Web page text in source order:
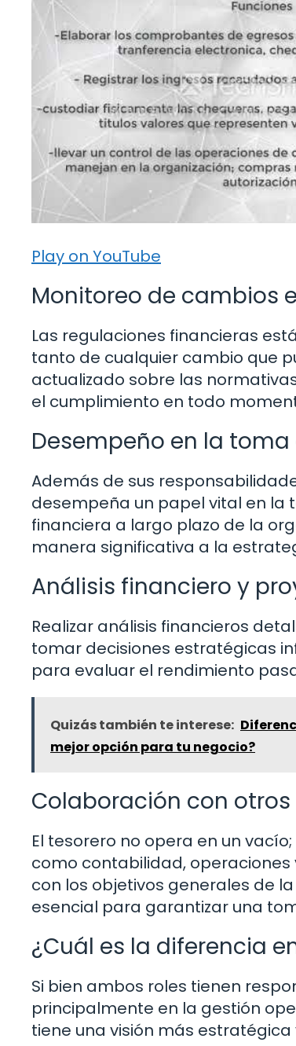
Play on YouTube
Monitoreo de cambios
Las regulaciones financieras
tanto de cualquier cambio que
actualizado sobre las
el cumplimiento en todo
Desempeño en la
Además de sus
desempeña un papel vital en la
financiera a largo plazo de la
manera significativa a la
Análisis financiero y
Realizar análisis financieros
tomar decisiones estratégicas
para evaluar el rendimiento
Quizás también te interese:
mejor opción para tu negocio?
Colaboración con
El tesorero no opera en un
como contabilidad,
con los objetivos generales de
esencial para garantizar una
¿Cuál es la diferencia
Si bien ambos roles tienen
principalmente en la gestión
tiene una visión más